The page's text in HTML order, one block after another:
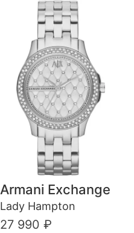
Armani Exchange
Lady Hampton
27 990 ₽